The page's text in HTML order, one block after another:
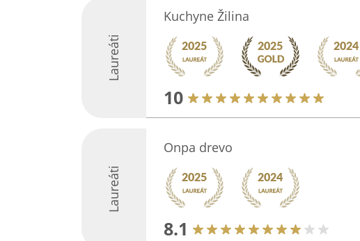
Laureáti
Kuchyne Žilina
10
Laureáti
Onpa drevo
8.1